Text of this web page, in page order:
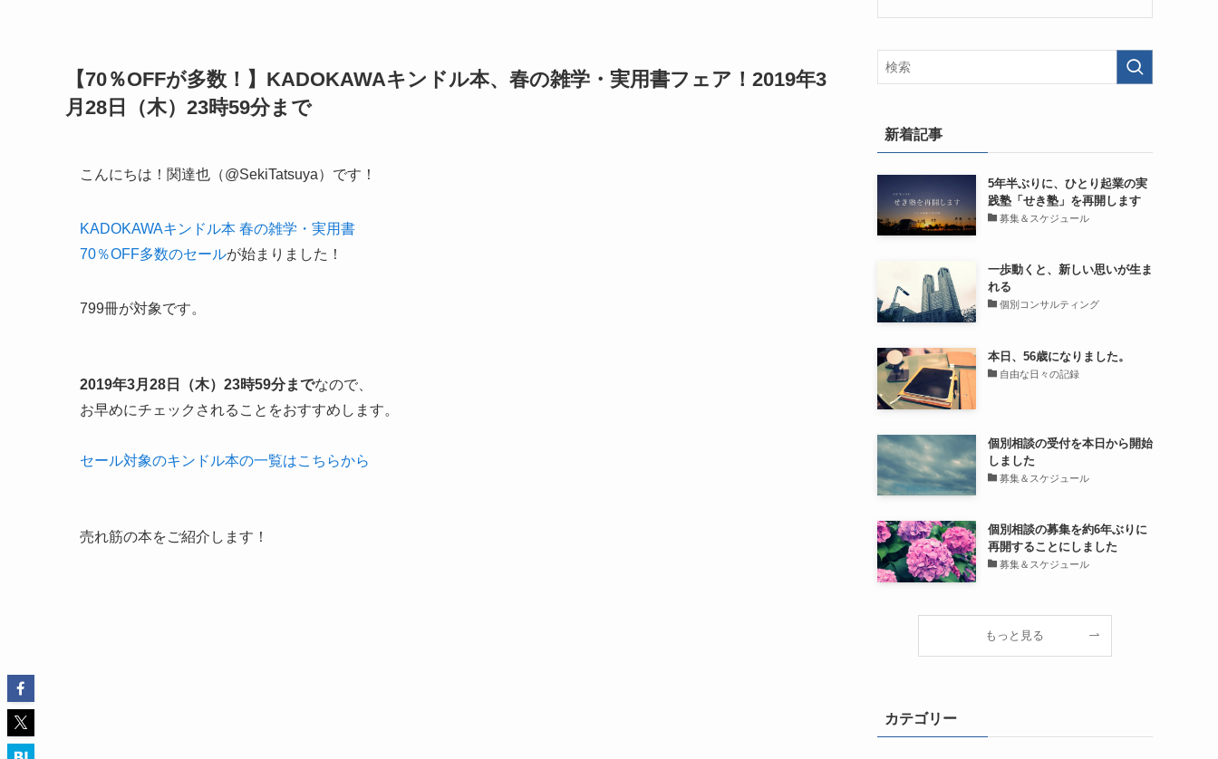
【70％OFFが多数！】KADOKAWAキンドル本、春の雑学・実用書フェア！2019年3
月28日（木）23時59分まで
こんにちは！関達也（@SekiTatsuya）です！
KADOKAWAキンドル本 春の雑学・実用書
70％OFF多数のセールが始まりました！
799冊が対象です。
2019年3月28日（木）23時59分までなので、
お早めにチェックされることをおすすめします。
セール対象のキンドル本の一覧はこちらから
売れ筋の本をご紹介します！
新着記事
5年半ぶりに、ひとり起業の実
践塾「せき塾」を再開します
募集＆スケジュール
一歩動くと、新しい思いが生ま
れる
個別コンサルティング
本日、56歳になりました。
自由な日々の記録
個別相談の受付を本日から開始
しました
募集＆スケジュール
個別相談の募集を約6年ぶりに
再開することにしました
募集＆スケジュール
もっと見る
カテゴリー